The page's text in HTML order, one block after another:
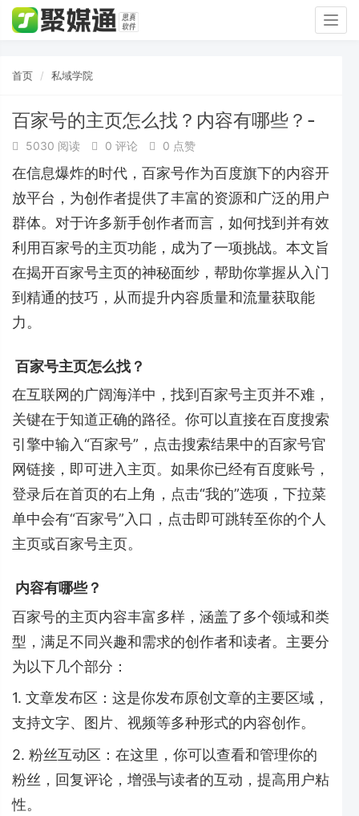
首页 私域学院
百家号的主页怎么找？内容有哪些？-
5030 阅读 0 评论 0 点赞
在信息爆炸的时代，百家号作为百度旗下的内容开
放平台，为创作者提供了丰富的资源和广泛的用户
群体。对于许多新手创作者而言，如何找到并有效
利用百家号的主页功能，成为了一项挑战。本文旨
在揭开百家号主页的神秘面纱，帮助你掌握从入门
到精通的技巧，从而提升内容质量和流量获取能
力。
百家号主页怎么找？
在互联网的广阔海洋中，找到百家号主页并不难，
关键在于知道正确的路径。你可以直接在百度搜索
引擎中输入“百家号”，点击搜索结果中的百家号官
网链接，即可进入主页。如果你已经有百度账号，
登录后在首页的右上角，点击“我的”选项，下拉菜
单中会有“百家号”入口，点击即可跳转至你的个人
主页或百家号主页。
内容有哪些？
百家号的主页内容丰富多样，涵盖了多个领域和类
型，满足不同兴趣和需求的创作者和读者。主要分
为以下几个部分：
1. 文章发布区：这是你发布原创文章的主要区域，
支持文字、图片、视频等多种形式的内容创作。
2. 粉丝互动区：在这里，你可以查看和管理你的
粉丝，回复评论，增强与读者的互动，提高用户粘
性。